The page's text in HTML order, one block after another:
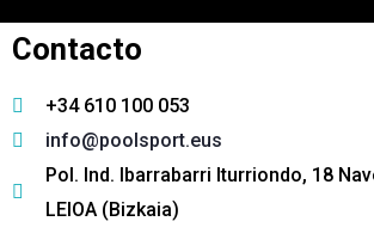
Contacto
+34 610 100 053
info@poolsport.eus
Pol. Ind. Ibarrabarri Iturriondo, 18
LEIOA (Bizkaia)